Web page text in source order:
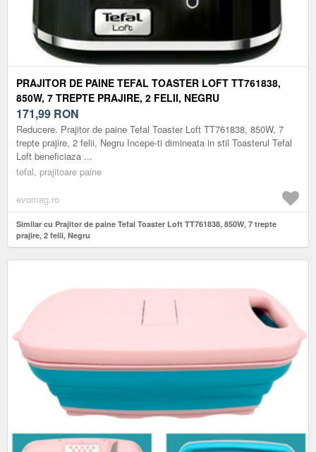
PRAJITOR DE PAINE TEFAL TOASTER LOFT TT761838,
850W, 7 TREPTE PRAJIRE, 2 FELII, NEGRU
171,99 RON
Reducere. Prajitor de paine Tefal Toaster Loft TT761838, 850W, 7
trepte prajire, 2 felii, Negru Incepe-ti dimineata in stil Toasterul Tefal
Loft beneficiaza ...
tefal, prajitoare paine
evomag.ro
Similar cu Prajitor de paine Tefal Toaster Loft TT761838, 850W, 7 trepte
prajire, 2 felii, Negru